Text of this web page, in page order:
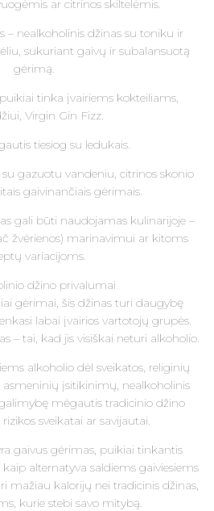
ar citrinos skiltelėmis.
– nealkoholinis džinas su toniku ir
sukuriant gaivų ir subalansuotą
gėrimą.
tinka įvairiems kokteiliams,
Virgin Gin Fizz.
tiesiog su ledukais.
gazuotu vandeniu, citrinos skonio
gaivinančiais gėrimais.
gali būti naudojamas kulinarijoje –
žvėrienos) marinavimui ar kitoms
variacijoms.
džino privalumai
gėrimai, šis džinas turi daugybę
labai įvairios vartotojų grupės.
– tai, kad jis visiškai neturi alkoholio.
alkoholio dėl sveikatos, religinių
asmeninių įsitikinimų, nealkoholinis
mėgautis tradicinio džino
sveikatai ar savijautai.
gaivus gėrimas, puikiai tinkantis
alternatyva saldiems gaiviesiems
mažiau kalorijų nei tradicinis džinas,
kurie stebi savo mitybą.